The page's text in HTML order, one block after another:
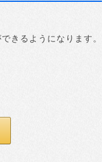
きるようになります。